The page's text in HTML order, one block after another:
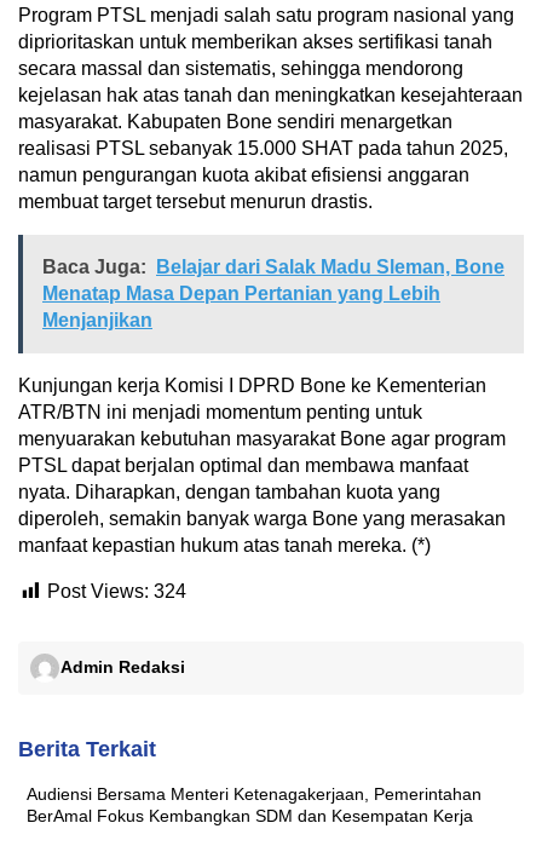
Program PTSL menjadi salah satu program nasional yang
diprioritaskan untuk memberikan akses sertifikasi tanah
secara massal dan sistematis, sehingga mendorong
kejelasan hak atas tanah dan meningkatkan kesejahteraan
masyarakat. Kabupaten Bone sendiri menargetkan
realisasi PTSL sebanyak 15.000 SHAT pada tahun 2025,
namun pengurangan kuota akibat efisiensi anggaran
membuat target tersebut menurun drastis.
Baca Juga:
Belajar dari Salak Madu Sleman, Bone
Menatap Masa Depan Pertanian yang Lebih
Menjanjikan
Kunjungan kerja Komisi I DPRD Bone ke Kementerian
ATR/BTN ini menjadi momentum penting untuk
menyuarakan kebutuhan masyarakat Bone agar program
PTSL dapat berjalan optimal dan membawa manfaat
nyata. Diharapkan, dengan tambahan kuota yang
diperoleh, semakin banyak warga Bone yang merasakan
manfaat kepastian hukum atas tanah mereka. (*)
Post Views: 324
Admin Redaksi
Berita Terkait
Audiensi Bersama Menteri Ketenagakerjaan, Pemerintahan
BerAmal Fokus Kembangkan SDM dan Kesempatan Kerja